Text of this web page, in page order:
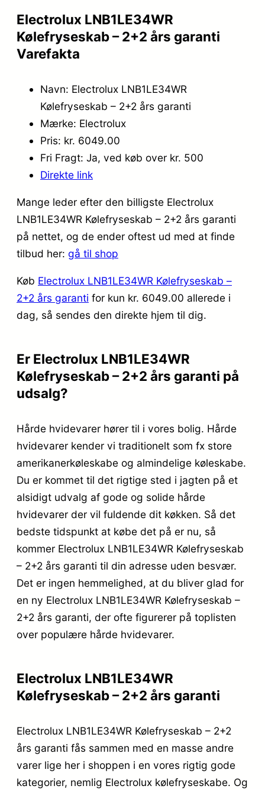
Electrolux LNB1LE34WR
Kølefryseskab – 2+2 års garanti
Varefakta
Navn: Electrolux LNB1LE34WR
Kølefryseskab – 2+2 års garanti
Mærke: Electrolux
Pris: kr. 6049.00
Fri Fragt: Ja, ved køb over kr. 500
Direkte link
Mange leder efter den billigste Electrolux
LNB1LE34WR Kølefryseskab – 2+2 års garanti
på nettet, og de ender oftest ud med at finde
tilbud her: gå til shop
Køb Electrolux LNB1LE34WR Kølefryseskab –
2+2 års garanti for kun kr. 6049.00 allerede i
dag, så sendes den direkte hjem til dig.
Er Electrolux LNB1LE34WR
Kølefryseskab – 2+2 års garanti på
udsalg?
Hårde hvidevarer hører til i vores bolig. Hårde
hvidevarer kender vi traditionelt som fx store
amerikanerkøleskabe og almindelige køleskabe.
Du er kommet til det rigtige sted i jagten på et
alsidigt udvalg af gode og solide hårde
hvidevarer der vil fuldende dit køkken. Så det
bedste tidspunkt at købe det på er nu, så
kommer Electrolux LNB1LE34WR Kølefryseskab
– 2+2 års garanti til din adresse uden besvær.
Det er ingen hemmelighed, at du bliver glad for
en ny Electrolux LNB1LE34WR Kølefryseskab –
2+2 års garanti, der ofte figurerer på toplisten
over populære hårde hvidevarer.
Electrolux LNB1LE34WR
Kølefryseskab – 2+2 års garanti
Electrolux LNB1LE34WR Kølefryseskab – 2+2
års garanti fås sammen med en masse andre
varer lige her i shoppen i en vores rigtig gode
kategorier, nemlig Electrolux kølefryseskabe. Og